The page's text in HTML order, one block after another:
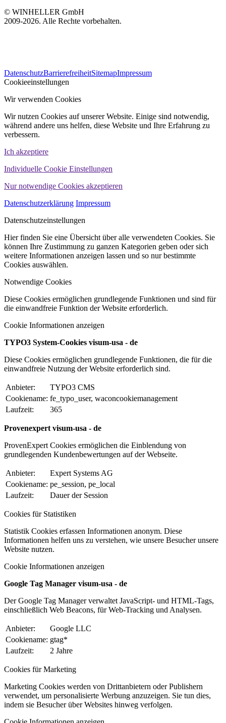
© WINHELLER GmbH
2009-2026. Alle Rechte vorbehalten.
WINHELLER GmbH
DatenschutzBarrierefreiheitSitemapImpressum
Cookieeinstellungen
Wir verwenden Cookies
Wir nutzen Cookies auf unserer Website. Einige sind notwendig,
während andere uns helfen, diese Website und Ihre Erfahrung zu
verbessern.
Ich akzeptiere
Individuelle Cookie Einstellungen
Nur notwendige Cookies akzeptieren
Datenschutzerklärung Impressum
Datenschutzeinstellungen
Hier finden Sie eine Übersicht über alle verwendeten Cookies. Sie
können Ihre Zustimmung zu ganzen Kategorien geben oder sich
weitere Informationen anzeigen lassen und so nur bestimmte
Cookies auswählen.
Notwendige Cookies
Diese Cookies ermöglichen grundlegende Funktionen und sind für
die einwandfreie Funktion der Website erforderlich.
Cookie Informationen anzeigen
TYPO3 System-Cookies visum-usa - de
Diese Cookies ermöglichen grundlegende Funktionen, die für die
einwandfreie Nutzung der Website erforderlich sind.
Anbieter:
TYPO3 CMS
Cookiename: fe_typo_user, waconcookiemanagement
Laufzeit:
365
Provenexpert visum-usa - de
ProvenExpert Cookies ermöglichen die Einblendung von
grundlegenden Kundenbewertungen auf der Webseite.
Anbieter:
Expert Systems AG
Cookiename: pe_session, pe_local
Laufzeit:
Dauer der Session
Cookies für Statistiken
Statistik Cookies erfassen Informationen anonym. Diese
Informationen helfen uns zu verstehen, wie unsere Besucher unsere
Website nutzen.
Cookie Informationen anzeigen
Google Tag Manager visum-usa - de
Der Google Tag Manager verwaltet JavaScript- und HTML-Tags,
einschließlich Web Beacons, für Web-Tracking und Analysen.
Anbieter:
Google LLC
Cookiename: gtag*
Laufzeit:
2 Jahre
Cookies für Marketing
Marketing Cookies werden von Drittanbietern oder Publishern
verwendet, um personalisierte Werbung anzuzeigen. Sie tun dies,
indem sie Besucher über Websites hinweg verfolgen.